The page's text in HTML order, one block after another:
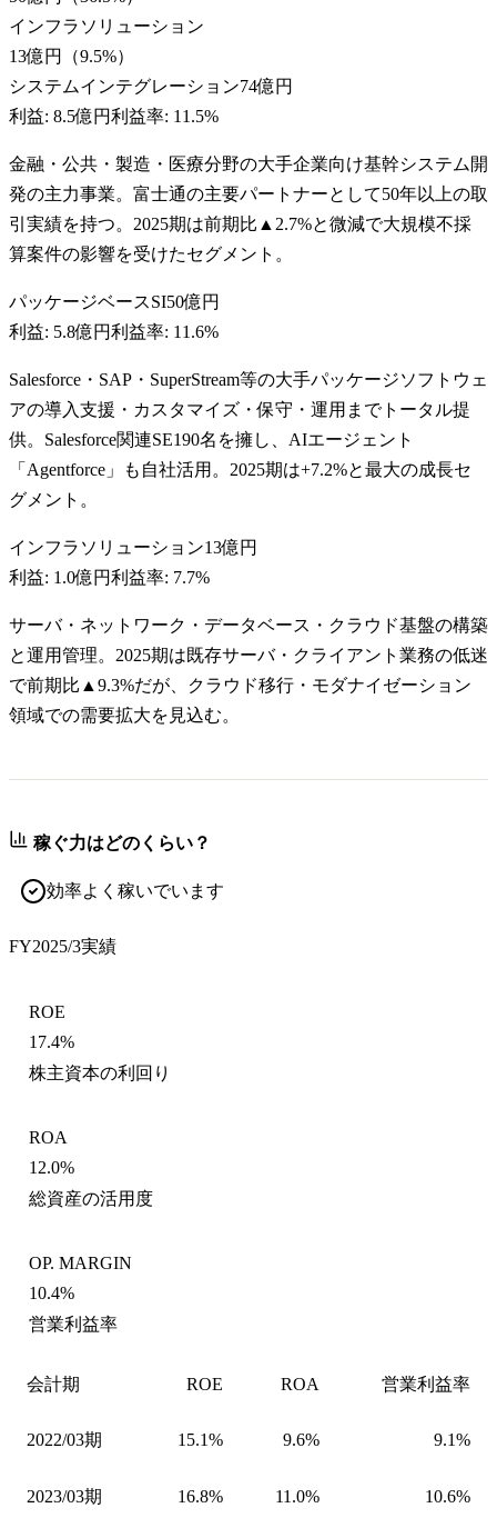
インフラソリューション
13億円
（9.5%）
システムインテグレーション74億円
利益: 8.5億円利益率: 11.5%
金融・公共・製造・医療分野の大手企業向け基幹システム開
発の主力事業。富士通の主要パートナーとして50年以上の取
引実績を持つ。2025期は前期比▲2.7%と微減で大規模不採
算案件の影響を受けたセグメント。
パッケージベースSI50億円
利益: 5.8億円利益率: 11.6%
Salesforce・SAP・SuperStream等の大手パッケージソフトウェ
アの導入支援・カスタマイズ・保守・運用までトータル提
供。Salesforce関連SE190名を擁し、AIエージェント
「Agentforce」も自社活用。2025期は+7.2%と最大の成長セ
グメント。
インフラソリューション13億円
利益: 1.0億円利益率: 7.7%
サーバ・ネットワーク・データベース・クラウド基盤の構築
と運用管理。2025期は既存サーバ・クライアント業務の低迷
で前期比▲9.3%だが、クラウド移行・モダナイゼーション
領域での需要拡大を見込む。
稼ぐ力はどのくらい？
効率よく稼いでいます
FY2025/3実績
ROE
17.4%
株主資本の利回り
ROA
12.0%
総資産の活用度
OP. MARGIN
10.4%
営業利益率
会計期 ROE ROA 営業利益率
2022/03期 15.1% 9.6% 9.1%
2023/03期 16.8% 11.0% 10.6%